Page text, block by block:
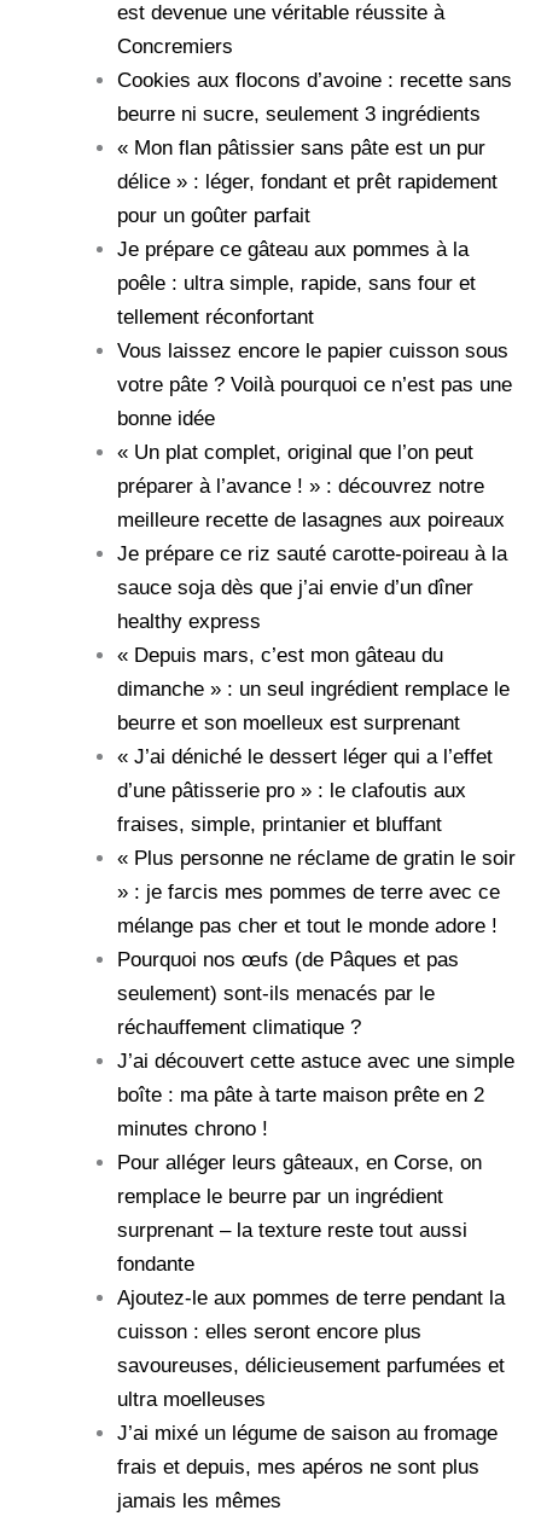
est devenue une véritable réussite à
Concremiers
Cookies aux flocons d’avoine : recette sans
beurre ni sucre, seulement 3 ingrédients
« Mon flan pâtissier sans pâte est un pur
délice » : léger, fondant et prêt rapidement
pour un goûter parfait
Je prépare ce gâteau aux pommes à la
poêle : ultra simple, rapide, sans four et
tellement réconfortant
Vous laissez encore le papier cuisson sous
votre pâte ? Voilà pourquoi ce n’est pas une
bonne idée
« Un plat complet, original que l’on peut
préparer à l’avance ! » : découvrez notre
meilleure recette de lasagnes aux poireaux
Je prépare ce riz sauté carotte-poireau à la
sauce soja dès que j’ai envie d’un dîner
healthy express
« Depuis mars, c’est mon gâteau du
dimanche » : un seul ingrédient remplace le
beurre et son moelleux est surprenant
« J’ai déniché le dessert léger qui a l’effet
d’une pâtisserie pro » : le clafoutis aux
fraises, simple, printanier et bluffant
« Plus personne ne réclame de gratin le soir
» : je farcis mes pommes de terre avec ce
mélange pas cher et tout le monde adore !
Pourquoi nos œufs (de Pâques et pas
seulement) sont-ils menacés par le
réchauffement climatique ?
J’ai découvert cette astuce avec une simple
boîte : ma pâte à tarte maison prête en 2
minutes chrono !
Pour alléger leurs gâteaux, en Corse, on
remplace le beurre par un ingrédient
surprenant – la texture reste tout aussi
fondante
Ajoutez-le aux pommes de terre pendant la
cuisson : elles seront encore plus
savoureuses, délicieusement parfumées et
ultra moelleuses
J’ai mixé un légume de saison au fromage
frais et depuis, mes apéros ne sont plus
jamais les mêmes